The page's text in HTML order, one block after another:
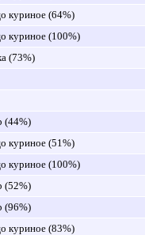
куриное (64%)
куриное (100%)
(73%)
(44%)
куриное (51%)
куриное (100%)
(52%)
(96%)
куриное (83%)